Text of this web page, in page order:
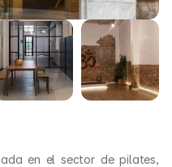
en el sector de pilates,